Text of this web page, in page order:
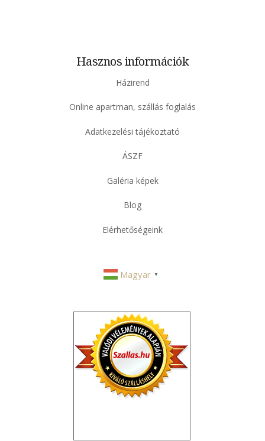
Hasznos információk
Házirend
Online apartman, szállás foglalás
Adatkezelési tájékoztató
ÁSZF
Galéria képek
Blog
Elérhetőségeink
Magyar ▼